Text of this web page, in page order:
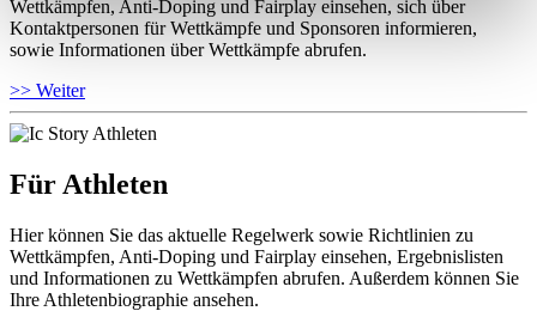
Wettkämpfen, Anti-Doping und Fairplay einsehen, sich über
Kontaktpersonen für Wettkämpfe und Sponsoren informieren,
sowie Informationen über Wettkämpfe abrufen.
>> Weiter
Für Athleten
Hier können Sie das aktuelle Regelwerk sowie Richtlinien zu
Wettkämpfen, Anti-Doping und Fairplay einsehen, Ergebnislisten
und Informationen zu Wettkämpfen abrufen. Außerdem können Sie
Ihre Athletenbiographie ansehen.